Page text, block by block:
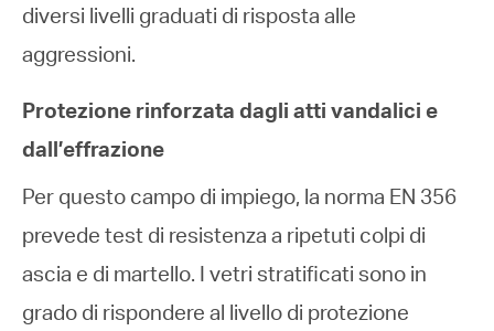
diversi livelli graduati di risposta alle
aggressioni.
Protezione rinforzata dagli atti vandalici e
dall’effrazione
Per questo campo di impiego, la norma EN 356
prevede test di resistenza a ripetuti colpi di
ascia e di martello. I vetri stratificati sono in
grado di rispondere al livello di protezione